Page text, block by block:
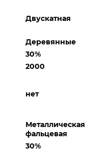
Двускатная
Деревянные
30%
2000
нет
Металлическая
фальцевая
30%